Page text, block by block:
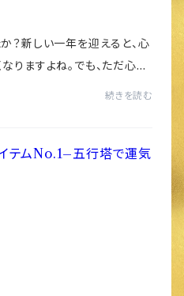
？新しい一年を迎えると、心
りますよね。でも、ただ心の
成功を引き寄せるには、目
続きを読む